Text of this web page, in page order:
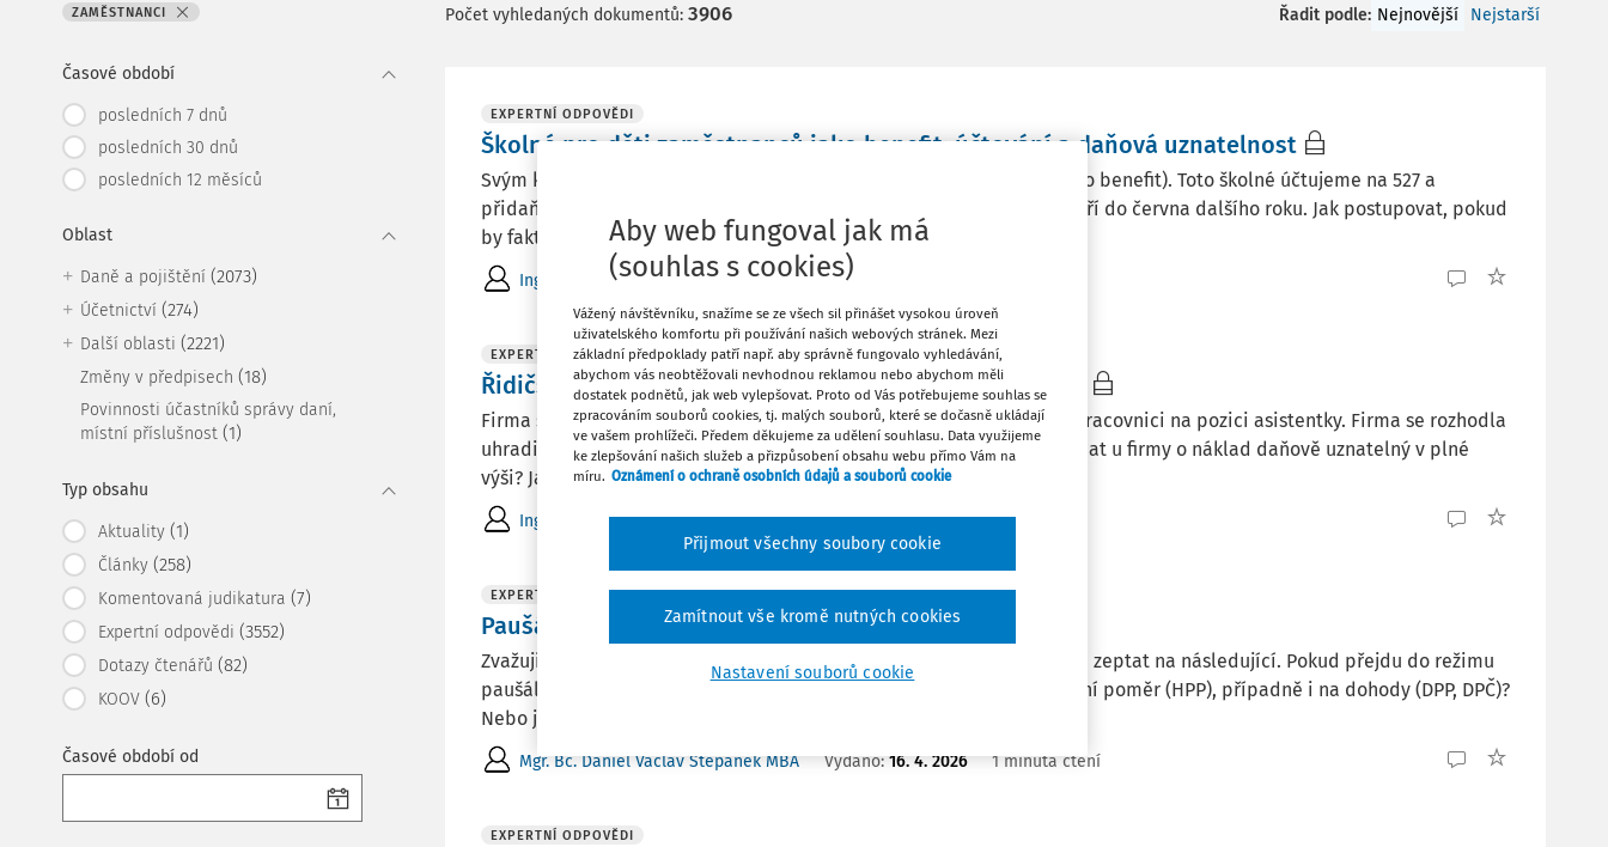
ZAMĚSTNANCI
Časové období
posledních 7 dnů
posledních 30 dnů
posledních 12 měsíců
Oblast
Daně a pojištění (2073)
Účetnictví (274)
Další oblasti (2221)
Změny v předpisech (18)
Povinnosti účastníků správy daní,
místní příslušnost (1)
Typ obsahu
Aktuality (1)
Články (258)
Komentovaná judikatura (7)
Expertní odpovědi (3552)
Dotazy čtenářů (82)
KOOV (6)
Časové období od
Počet vyhledaných dokumentů: 3906 Řadit podle: Nejnovější Nejstarší
EXPERTNÍ ODPOVĚDI
Školné pro děti zaměstnanců jako benefit: účtování a daňová uznatelnost
Svým korejským manažerům hradíme školné pro jejich děti (jedná se o benefit). Toto školné účtujeme na 527 a
přidaňujeme. Školné se časově rozlišuje mezi jednotlivé měsíce od září do června dalšího roku. Jak postupovat, pokud
by faktura za školní rok ...
Ing. Martin Děrgel Vydáno: 3. 6. 2026 5 minut čtení
EXPERTNÍ ODPOVĚDI
Řidičský průkaz zprostředkovatele jako daňový náklad
Firma s. r. o. zabývající se zprostředkovatelkou činností zaměstnává pracovnici na pozici asistentky. Firma se rozhodla
uhradit této zaměstnankyni řidičské právnění skupiny B. Bude se jednat u firmy o náklad daňově uznatelný v plné
výši? Jaké bude zaúčtování?
Ing. Petr Lunga Vydáno:27. 4. 2026 2 minuty čtení
EXPERTNÍ ODPOVĚDI
Paušální daň a zaměstnávání pracovníků
Zvažuji přechod do režimu paušální daně od roku 2027 a chtěl bych se zeptat na následující. Pokud přejdu do režimu
paušální daně, je možné mít současně zaměstnance na hlavní pracovní poměr (HPP), případně i na dohody (DPP, DPČ)?
Nebo je účast v režimu ...
Mgr. Bc. Daniel Václav Štěpánek MBA Vydáno:16. 4. 2026 1 minuta čtení
EXPERTNÍ ODPOVĚDI
Aby web fungoval jak má
(souhlas s cookies)
Vážený návštěvníku, snažíme se ze všech sil přinášet vysokou úroveň
uživatelského komfortu při používání našich webových stránek. Mezi
základní předpoklady patří např. aby správně fungovalo vyhledávání,
abychom vás neobtěžovali nevhodnou reklamou nebo abychom měli
dostatek podnětů, jak web vylepšovat. Proto od Vás potřebujeme souhlas se
zpracováním souborů cookies, tj. malých souborů, které se dočasně ukládají
ve vašem prohlížeči. Předem děkujeme za udělení souhlasu. Data využijeme
ke zlepšování našich služeb a přizpůsobení obsahu webu přímo Vám na
míru. Oznámení o ochraně osobních údajů a souborů cookie
Nastavení souborů cookie
Zamítnout vše kromě nutných cookies
Přijmout všechny soubory cookie